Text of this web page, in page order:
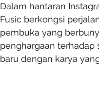
Dalam hantaran
Fusic berkongsi
pembuka yang
penghargaan
baru dengan karya